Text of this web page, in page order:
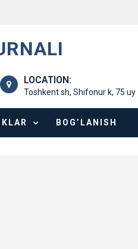
LOCATION:
Toshkent sh, Shifonur k, 75 uy
BOG’LANISH